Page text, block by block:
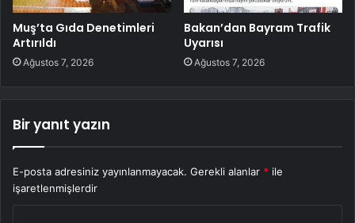
Muş’ta Gıda Denetimleri
Artırıldı
Ağustos 7, 2026
Bakan’dan Bayram Trafik
Uyarısı
Ağustos 7, 2026
Bir yanıt yazın
E-posta adresiniz yayınlanmayacak. Gerekli alanlar * ile
işaretlenmişlerdir